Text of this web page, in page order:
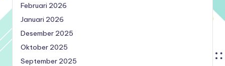
Februari 2026
Januari 2026
Desember 2025
Oktober 2025
September 2025